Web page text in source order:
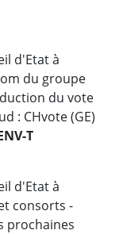
d'Etat à
du groupe
du vote
: CHvote (GE)
T
d'Etat à
consorts -
prochaines